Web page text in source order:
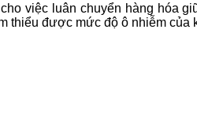
việc luân chuyển hàng hóa
được mức độ ô nhiễm của